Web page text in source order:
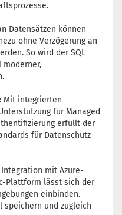
Datensätzen können
ohne Verzögerung an
So wird der SQL
moderner,
Mit integrierten
für Managed
erfüllt der
für Datenschutz
mit Azure-
Plattform lässt sich der
einbinden.
speichern und zugleich